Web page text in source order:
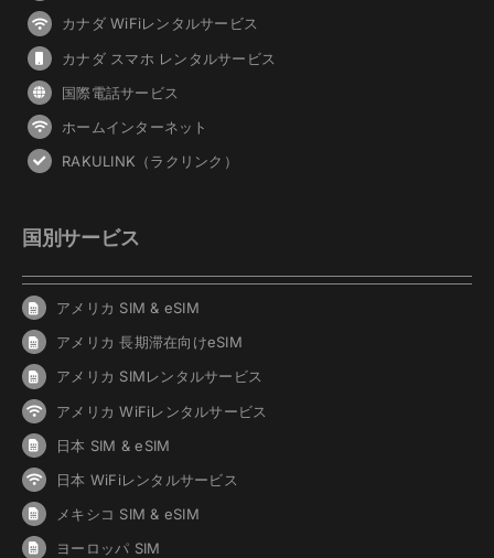
カナダ WiFiレンタルサービス
カナダ スマホ レンタルサービス
国際電話サービス
ホームインターネット
RAKULINK（ラクリンク）
国別サービス
アメリカ SIM & eSIM
アメリカ 長期滞在向けeSIM
アメリカ SIMレンタルサービス
アメリカ WiFiレンタルサービス
日本 SIM & eSIM
日本 WiFiレンタルサービス
メキシコ SIM & eSIM
ヨーロッパ SIM